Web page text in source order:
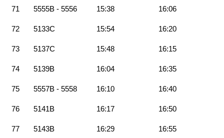
71 5555B - 5556 15:38 16:06
72 5133C 15:54 16:20
73 5137C 15:48 16:15
74 5139B 16:04 16:35
75 5557B - 5558 16:10 16:40
76 5141B 16:17 16:50
77 5143B 16:29 16:55